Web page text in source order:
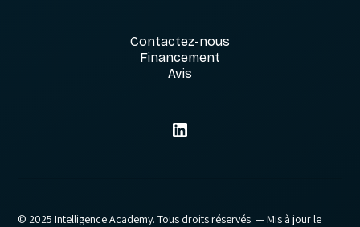
Contactez-nous
Financement
Avis
© 2025 Intelligence Academy. Tous droits réservés. — Mis à jour le